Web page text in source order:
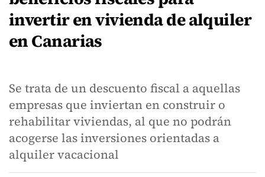
invertir en vivienda de alquiler
en Canarias
Se trata de un descuento fiscal a aquellas
empresas que inviertan en construir o
rehabilitar viviendas, al que no podrán
acogerse las inversiones orientadas a
alquiler vacacional